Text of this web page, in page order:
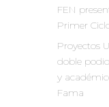
FEN
Primer
Proyectos
doble
y
Fama